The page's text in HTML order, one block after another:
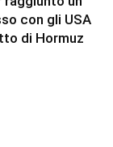
con gli USA
di Hormuz